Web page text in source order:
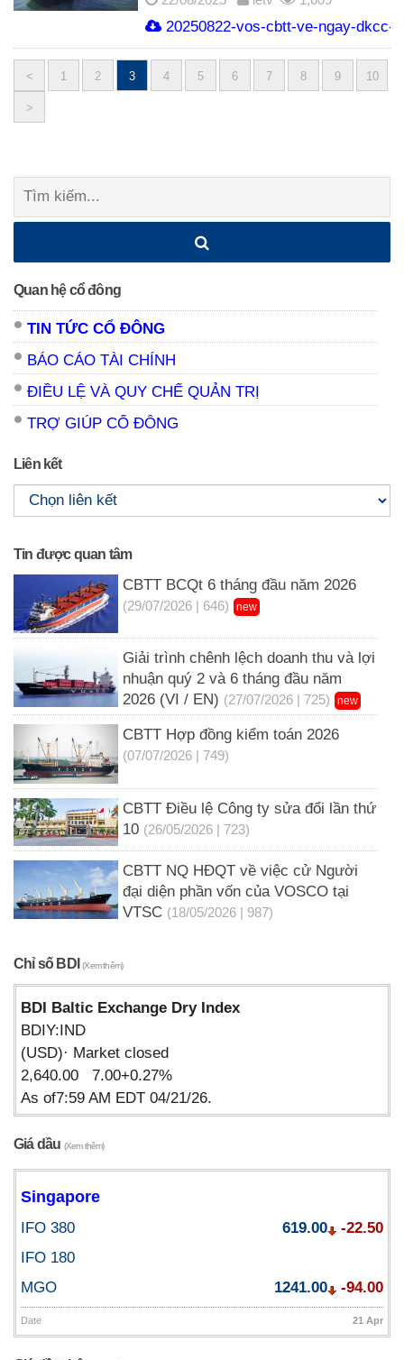
20250822-vos-cbtt-ve-ngay-dkcc-
Posts
navigation
< 1 2 3 4 5 6 7 8 9 10
>
Tìm
Quan hệ cổ đông
TIN TỨC CỔ ĐÔNG
BÁO CÁO TÀI CHÍNH
ĐIỀU LỆ VÀ QUY CHẾ QUẢN TRỊ
TRỢ GIÚP CỔ ĐÔNG
Liên kết
Tin được quan tâm
CBTT BCQt 6 tháng đầu năm 2026
(29/07/2026 | 646) new
Giải trình chênh lệch doanh thu và lợi
nhuận quý 2 và 6 tháng đầu năm
2026 (VI / EN) (27/07/2026 | 725) new
CBTT Hợp đồng kiểm toán 2026
(07/07/2026 | 749)
CBTT Điều lệ Công ty sửa đổi lần thứ
10 (26/05/2026 | 723)
CBTT NQ HĐQT về việc cử Người
đại diện phần vốn của VOSCO tại
VTSC (18/05/2026 | 987)
Chỉ số BDI(Xem thêm)
BDI Baltic Exchange Dry Index
BDIY:IND
(USD)· Market closed
2,640.00 7.00+0.27%
As of7:59 AM EDT 04/21/26.
Giá dầu (Xem thêm)
Singapore
IFO 380 619.00
-22.50
IFO 180
MGO
1241.00 -94.00
Date 21 Apr